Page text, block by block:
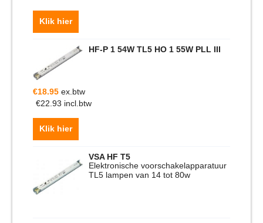
Klik hier
HF-P 1 54W TL5 HO 1 55W PLL III
€18.95 ex.btw
€22.93 incl.btw
Klik hier
VSA HF T5
Elektronische voorschakelapparatuur
TL5 lampen van 14 tot 80w